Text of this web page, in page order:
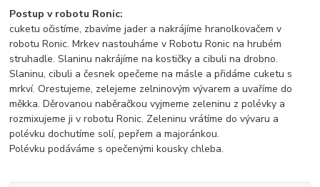
Postup v robotu Ronic:
cuketu očistíme, zbavíme jader a nakrájíme hranolkovačem v
robotu Ronic. Mrkev nastouháme v Robotu Ronic na hrubém
struhadle. Slaninu nakrájíme na kostičky a cibuli na drobno.
Slaninu, cibuli a česnek opečeme na másle a přidáme cuketu s
mrkví. Orestujeme, zelejeme zelninovým vývarem a uvaříme do
měkka. Děrovanou naběračkou vyjmeme zeleninu z polévky a
rozmixujeme ji v robotu Ronic. Zeleninu vrátíme do vývaru a
polévku dochutíme solí, pepřem a majoránkou.
Polévku podáváme s opečenými kousky chleba.